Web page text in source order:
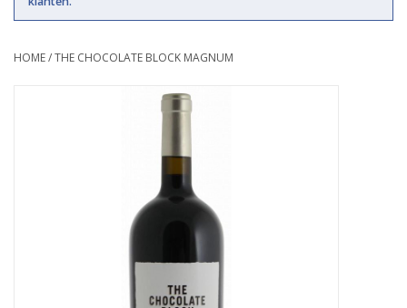
Assortiment
HOME/THE CHOCOLATE BLOCK MAGNUM